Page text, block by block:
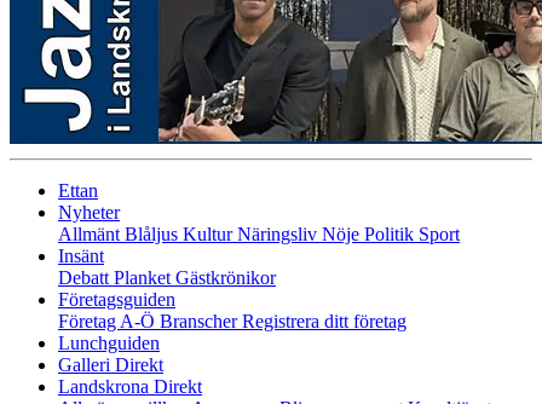
Ettan
Nyheter
Allmänt Blåljus KulturNäringsliv Nöje Politik Sport
Insänt
Debatt Planket Gästkrönikor
Företagsguiden
Företag A-Ö BranscherRegistrera ditt företag
Lunchguiden
Galleri Direkt
Landskrona Direkt